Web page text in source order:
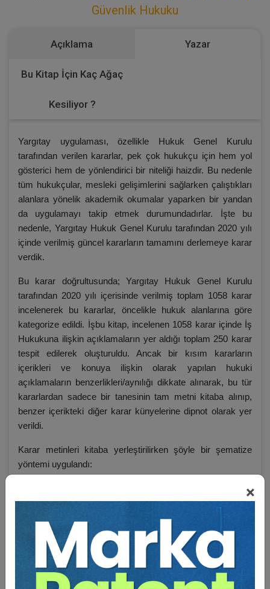
×
Güvenlik Hukuku
Açıklama Yazar
Bu Kitap İçin Kaç Ağaç
Kesiliyor ?
Yargıtay uygulaması, özellikle Hukuk Genel Kurulu
tarafından verilen kararlar, pek çok hukukçu için hem yol
gösterici hem de yönlendirici bir niteliği haizdir. Bu nedenle
tüm hukukçular, mesleki gelişimlerini sağlarken çalıştıkları
alanlara yönelik akademik okumalar yaparken bir yandan
da uygulamayı takip etmek durumundadırlar. İşte bu
nedenle, Yargıtay Hukuk Genel Kurulu tarafından 2020 yılı
içinde verilmiş güncel kararların tamamını derlemeye karar
verdik.
Bu karar doğrultusunda; Yargıtay Hukuk Genel Kurulu
tarafından 2020 yılı içerisinde verilmiş toplam 1058 karar
incelenerek bu kararlar, öncelikle hukuk alanlarına göre
kategorize edildi. İşbu kitap, incelenen 1058 karar içinde İş
Hukukuna ilişkin açıklamaların yer aldığı toplam 250 karar
tespit edilerek oluşturuldu. Ancak bir kısım kararların
içerikleri ve konuya ilişkin olarak yapılan hukuki
açıklamaların benzerlikleri/aynılığı dikkate alınarak, bu tür
kararlardan sadece bir tanesinin tam metni kitaba alınıp,
benzer içerikteki diğer karar künyelerine dipnot olarak yer
verildi.
Karar metinleri kitaba yerleştirilirken şöyle bir şematize
yöntemi uygulandı: